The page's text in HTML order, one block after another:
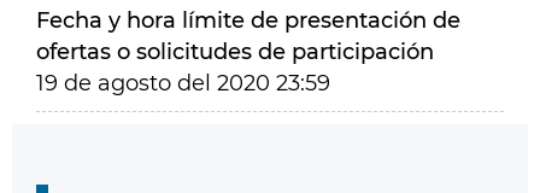
Fecha y hora límite de presentación de
ofertas o solicitudes de participación
19 de agosto del 2020 23:59